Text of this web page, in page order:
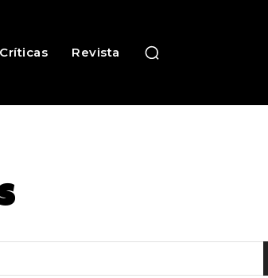
Revista